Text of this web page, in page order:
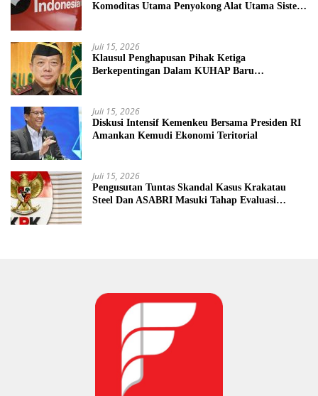
Komoditas Utama Penyokong Alat Utama Sistem
Juli 15, 2026
Klausul Penghapusan Pihak Ketiga
Berkepentingan Dalam KUHAP Baru
Juli 15, 2026
Diskusi Intensif Kemenkeu Bersama Presiden RI
Amankan Kemudi Ekonomi Teritorial
Juli 15, 2026
Pengusutan Tuntas Skandal Kasus Krakatau
Steel Dan ASABRI Masuki Tahap Evaluasi